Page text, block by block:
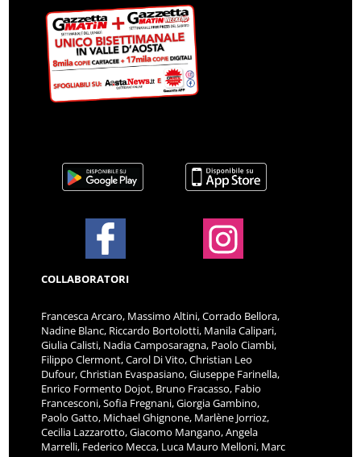
COLLABORATORI
Francesca Arcaro, Massimo Altini, Corrado Bellora,
Nadine Blanc, Riccardo Bortolotti, Manila Calipari,
Giulia Calisti, Nadia Camposaragna, Paolo Ciambi,
Filippo Clermont, Carol Di Vito, Christian Leo
Dufour, Christian Evaspasiano, Giuseppe Farinella,
Enrico Formento Dojot, Bruno Fracasso, Fabio
Francesconi, Sofia Fregnani, Giorgia Gambino,
Paolo Gatto, Michael Ghignone, Marlène Jorrioz,
Cecilia Lazzarotto, Giacomo Mangano, Angela
Marrelli, Federico Mecca, Luca Mauro Melloni, Marc